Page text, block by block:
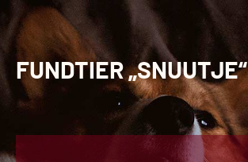
FUNDTIER „SNUUTJE“